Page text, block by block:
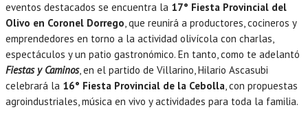
eventos destacados se encuentra la 17° Fiesta Provincial del
Olivo en Coronel Dorrego, que reunirá a productores, cocineros y
emprendedores en torno a la actividad olivícola con charlas,
espectáculos y un patio gastronómico. En tanto, como te adelantó
Fiestas y Caminos, en el partido de Villarino, Hilario Ascasubi
celebrará la 16° Fiesta Provincial de la Cebolla, con propuestas
agroindustriales, música en vivo y actividades para toda la familia.